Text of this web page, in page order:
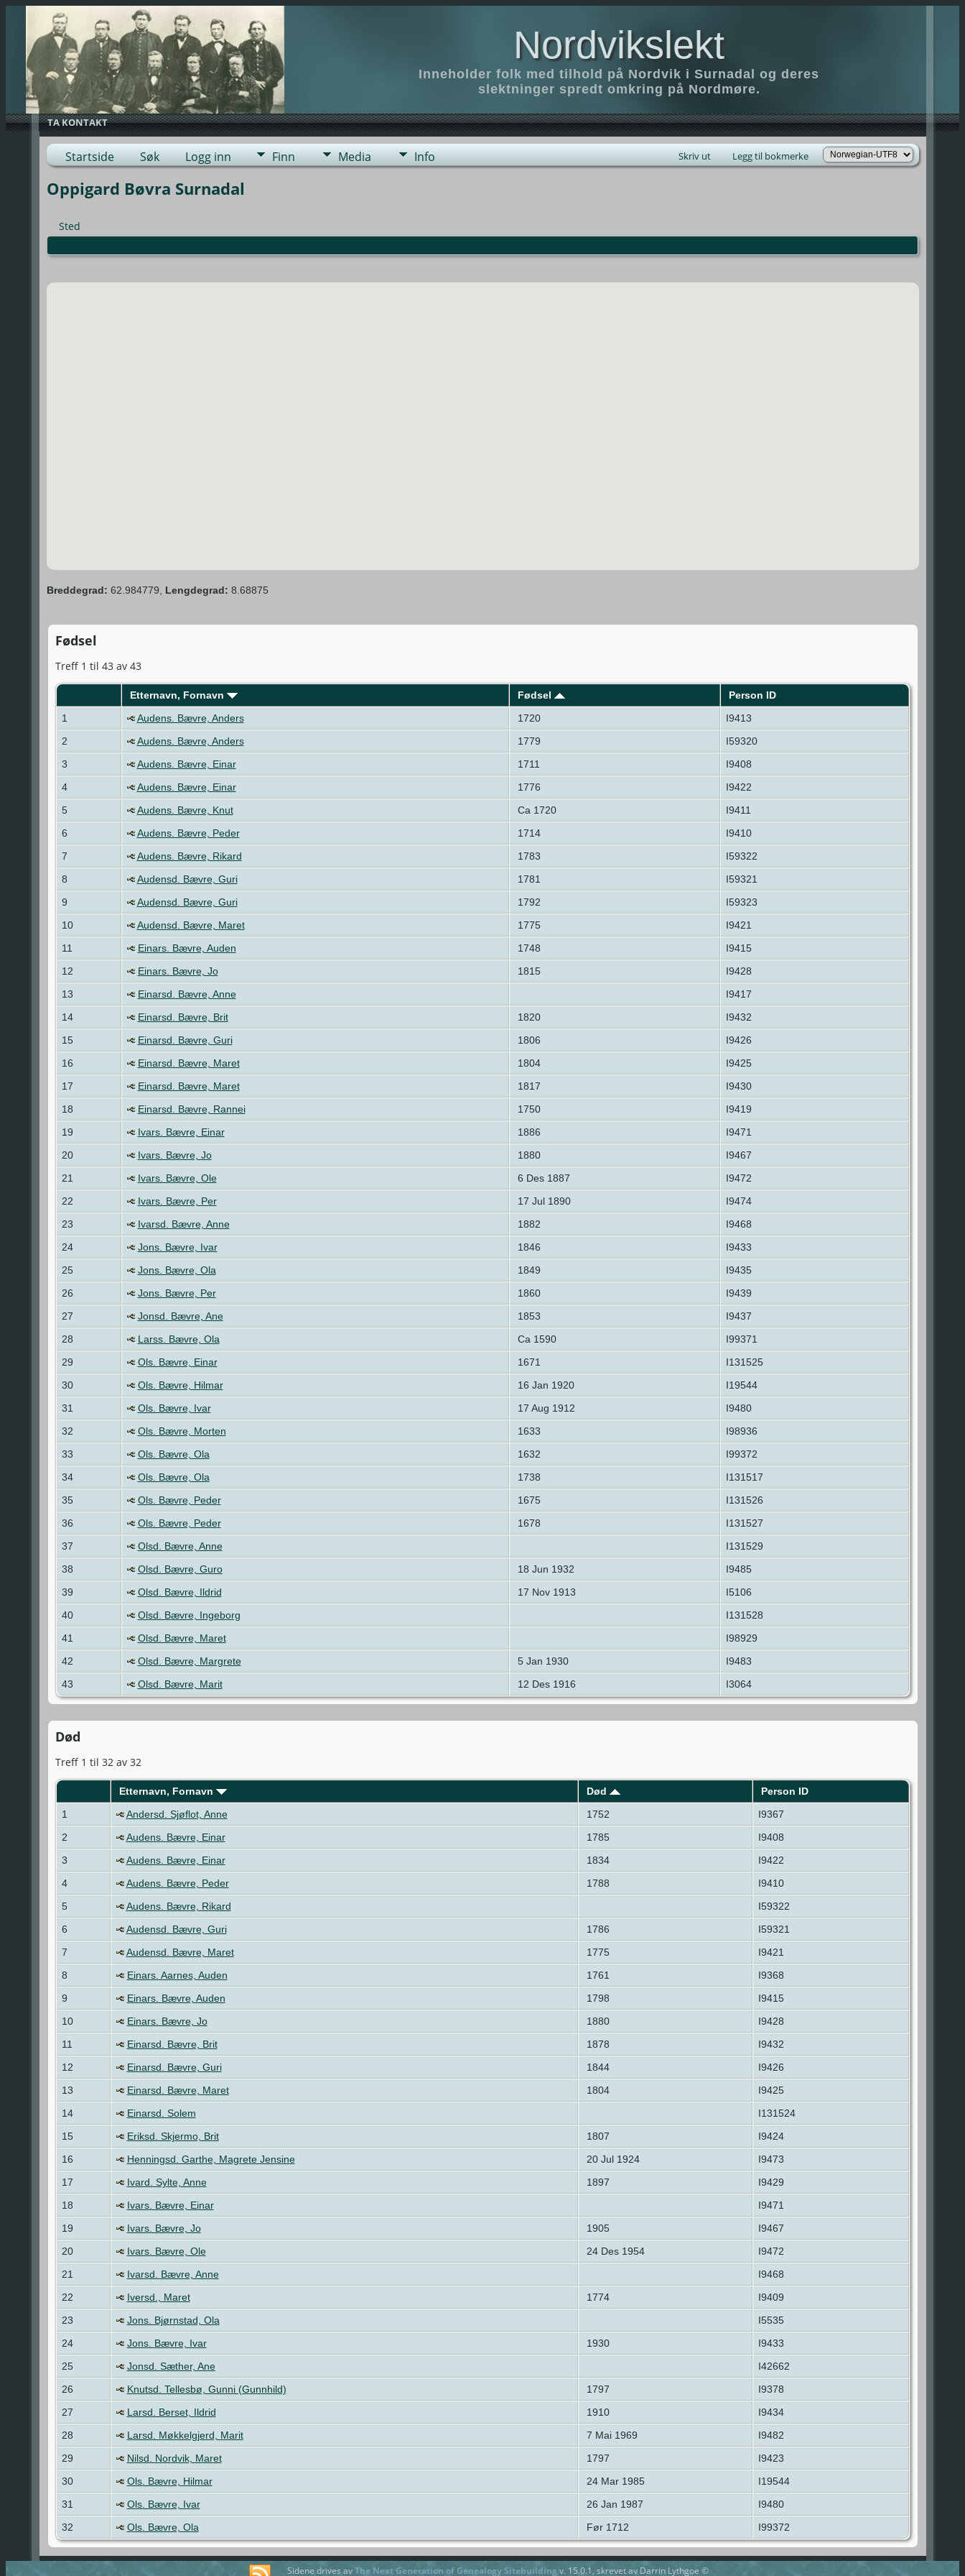
Nordvikslekt
Inneholder folk med tilhold på Nordvik i Surnadal og deres
slektninger spredt omkring på Nordmøre.
TA KONTAKT
Startside Søk Logg inn Finn Media Info Skriv ut Legg til bokmerke
Oppigard Bøvra Surnadal
Sted
Breddegrad: 62.984779, Lengdegrad: 8.68875
Fødsel
Treff 1 til 43 av 43
Etternavn, Fornavn Fødsel
Person ID
1
Audens. Bævre, Anders 1720
I9413
2
Audens. Bævre, Anders 1779
I59320
3
Audens. Bævre, Einar 1711
I9408
4
Audens. Bævre, Einar 1776
I9422
5
Audens. Bævre, Knut Ca 1720
I9411
6
Audens. Bævre, Peder 1714
I9410
7
Audens. Bævre, Rikard 1783
I59322
8
Audensd. Bævre, Guri 1781
I59321
9
Audensd. Bævre, Guri 1792
I59323
10
Audensd. Bævre, Maret 1775
I9421
11
Einars. Bævre, Auden 1748
I9415
12
Einars. Bævre, Jo 1815
I9428
13
Einarsd. Bævre, Anne
I9417
14
Einarsd. Bævre, Brit 1820
I9432
15
Einarsd. Bævre, Guri 1806
I9426
16
Einarsd. Bævre, Maret 1804
I9425
17
Einarsd. Bævre, Maret 1817
I9430
18
Einarsd. Bævre, Rannei 1750
I9419
19
Ivars. Bævre, Einar 1886
I9471
20
Ivars. Bævre, Jo 1880
I9467
21
Ivars. Bævre, Ole 6 Des 1887
I9472
22
Ivars. Bævre, Per 17 Jul 1890
I9474
23
Ivarsd. Bævre, Anne 1882
I9468
24
Jons. Bævre, Ivar 1846
I9433
25
Jons. Bævre, Ola 1849
I9435
26
Jons. Bævre, Per 1860
I9439
27
Jonsd. Bævre, Ane 1853
I9437
28
Larss. Bævre, Ola Ca 1590
I99371
29
Ols. Bævre, Einar 1671
I131525
30
Ols. Bævre, Hilmar 16 Jan 1920
I19544
31
Ols. Bævre, Ivar 17 Aug 1912
I9480
32
Ols. Bævre, Morten 1633
I98936
33
Ols. Bævre, Ola 1632
I99372
34
Ols. Bævre, Ola 1738
I131517
35
Ols. Bævre, Peder 1675
I131526
36
Ols. Bævre, Peder 1678
I131527
37
Olsd. Bævre, Anne
I131529
38
Olsd. Bævre, Guro 18 Jun 1932
I9485
39
Olsd. Bævre, Ildrid 17 Nov 1913
I5106
40
Olsd. Bævre, Ingeborg
I131528
41
Olsd. Bævre, Maret
I98929
42
Olsd. Bævre, Margrete 5 Jan 1930
I9483
43
Olsd. Bævre, Marit 12 Des 1916 I3064
Død
Treff 1 til 32 av 32
Etternavn, Fornavn Død
Person ID
1
Andersd. Sjøflot, Anne 1752
I9367
2
Audens. Bævre, Einar 1785
I9408
3
Audens. Bævre, Einar 1834
I9422
4
Audens. Bævre, Peder 1788
I9410
5
Audens. Bævre, Rikard
I59322
6
Audensd. Bævre, Guri 1786
I59321
7
Audensd. Bævre, Maret 1775
I9421
8
Einars. Aarnes, Auden 1761
I9368
9
Einars. Bævre, Auden 1798
I9415
10
Einars. Bævre, Jo 1880
I9428
11
Einarsd. Bævre, Brit 1878
I9432
12
Einarsd. Bævre, Guri 1844
I9426
13
Einarsd. Bævre, Maret 1804
I9425
14
Einarsd. Solem
I131524
15
Eriksd. Skjermo, Brit 1807
I9424
16
Henningsd. Garthe, Magrete Jensine 20 Jul 1924
I9473
17
Ivard. Sylte, Anne 1897
I9429
18
Ivars. Bævre, Einar
I9471
19
Ivars. Bævre, Jo 1905
I9467
20
Ivars. Bævre, Ole 24 Des 1954
I9472
21
Ivarsd. Bævre, Anne
I9468
22
Iversd., Maret 1774
I9409
23
Jons. Bjørnstad, Ola
I5535
24
Jons. Bævre, Ivar 1930
I9433
25
Jonsd. Sæther, Ane
I42662
26
Knutsd. Tellesbø, Gunni (Gunnhild) 1797
I9378
27
Larsd. Berset, Ildrid 1910
I9434
28
Larsd. Møkkelgjerd, Marit 7 Mai 1969
I9482
29
Nilsd. Nordvik, Maret 1797
I9423
30
Ols. Bævre, Hilmar 24 Mar 1985
I19544
31
Ols. Bævre, Ivar 26 Jan 1987
I9480
32
Ols. Bævre, Ola Før 1712 I99372
Sidene drives avThe Next Generation of Genealogy Sitebuildingv. 15.0.1, skrevet av Darrin Lythgoe ©